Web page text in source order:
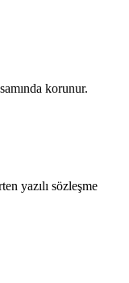
korunur.
yazılı sözleşme